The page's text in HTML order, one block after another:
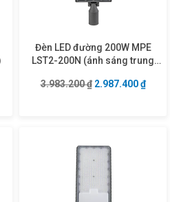
₫.
hiện tại là: 2.053.350 ₫.
Đèn LED đường 200W MPE
LST2-200N (ánh sáng trung
3.983.200₫ Giá gốc là:
2.987.400₫Giá